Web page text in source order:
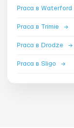
Praca в Waterford
Praca в Trimie →
Praca в Drodze →
Praca в Sligo →